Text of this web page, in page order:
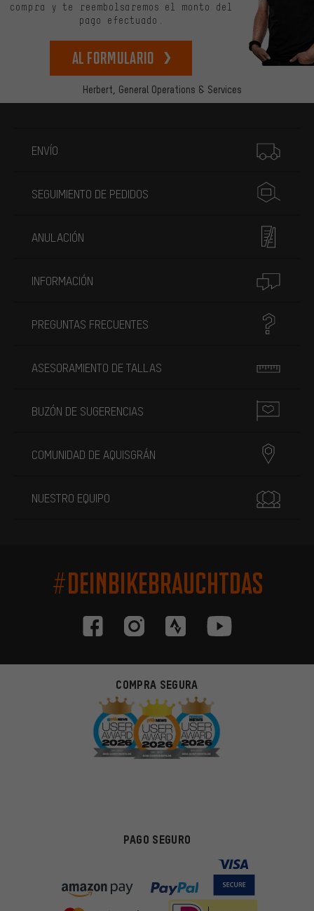
Herbert, General Operations & Services
compra y te reembolsaremos el monto del
pago efectuado.
Al formulario
ENVÍO
SEGUIMIENTO DE PEDIDOS
ANULACIÓN
INFORMACIÓN
PREGUNTAS FRECUENTES
ASESORAMIENTO DE TALLAS
BUZÓN DE SUGERENCIAS
COMUNIDAD DE AQUISGRÁN
NUESTRO EQUIPO
#DEINBIKEBRAUCHTDAS
COMPRA SEGURA
PAGO SEGURO